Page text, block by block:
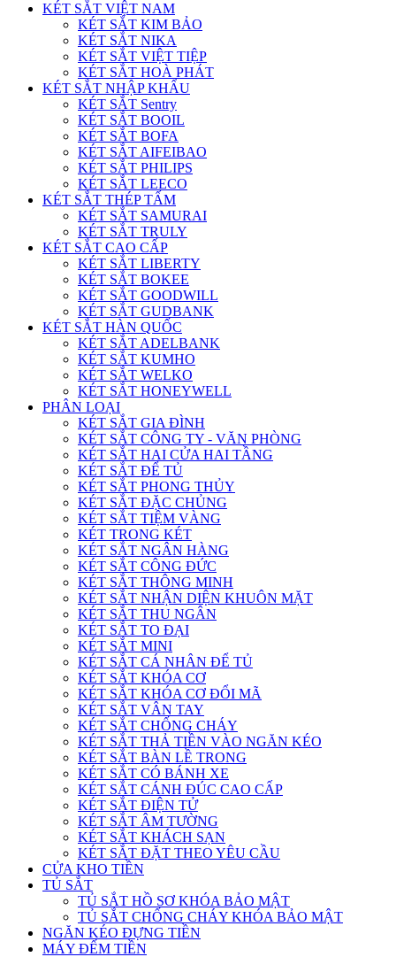
KÉT SẮT VIỆT NAM
KÉT SẮT KIM BẢO
KÉT SẮT NIKA
KÉT SẮT VIỆT TIỆP
KÉT SẮT HOÀ PHÁT
KÉT SẮT NHẬP KHẨU
KÉT SẮT Sentry
KÉT SẮT BOOIL
KÉT SẮT BOFA
KÉT SẮT AIFEIBAO
KÉT SẮT PHILIPS
KÉT SẮT LEECO
KÉT SẮT THÉP TẤM
KÉT SẮT SAMURAI
KÉT SẮT TRULY
KÉT SẮT CAO CẤP
KÉT SẮT LIBERTY
KÉT SẮT BOKEE
KÉT SẮT GOODWILL
KÉT SẮT GUDBANK
KÉT SẮT HÀN QUỐC
KÉT SẮT ADELBANK
KÉT SẮT KUMHO
KÉT SẮT WELKO
KÉT SẮT HONEYWELL
PHÂN LOẠI
KÉT SẮT GIA ĐÌNH
KÉT SẮT CÔNG TY - VĂN PHÒNG
KÉT SẮT HAI CỬA HAI TẦNG
KÉT SẮT ĐỂ TỦ
KÉT SẮT PHONG THỦY
KÉT SẮT ĐẶC CHỦNG
KÉT SẮT TIỆM VÀNG
KÉT TRONG KÉT
KÉT SẮT NGÂN HÀNG
KÉT SẮT CÔNG ĐỨC
KÉT SẮT THÔNG MINH
KÉT SẮT NHẬN DIỆN KHUÔN MẶT
KÉT SẮT THU NGÂN
KÉT SẮT TO ĐẠI
KÉT SẮT MINI
KÉT SẮT CÁ NHÂN ĐỂ TỦ
KÉT SẮT KHÓA CƠ
KÉT SẮT KHÓA CƠ ĐỔI MÃ
KÉT SẮT VÂN TAY
KÉT SẮT CHỐNG CHÁY
KÉT SẮT THẢ TIỀN VÀO NGĂN KÉO
KÉT SẮT BÀN LỀ TRONG
KÉT SẮT CÓ BÁNH XE
KÉT SẮT CÁNH ĐÚC CAO CẤP
KÉT SẮT ĐIỆN TỬ
KÉT SẮT ÂM TƯỜNG
KÉT SẮT KHÁCH SẠN
KÉT SẮT ĐẶT THEO YÊU CẦU
CỬA KHO TIỀN
TỦ SẮT
TỦ SẮT HỒ SƠ KHÓA BẢO MẬT
TỦ SẮT CHỐNG CHÁY KHÓA BẢO MẬT
NGĂN KÉO ĐỰNG TIỀN
MÁY ĐẾM TIỀN